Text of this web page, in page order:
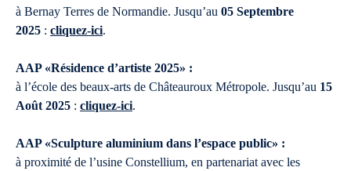
à Bernay Terres de Normandie. Jusqu’au 05 Septembre
2025 : cliquez-ici.
AAP «Résidence d’artiste 2025» :
à l’école des beaux-arts de Châteauroux Métropole. Jusqu’au 15
Août 2025 : cliquez-ici.
AAP «Sculpture aluminium dans l’espace public» :
à proximité de l’usine Constellium, en partenariat avec les